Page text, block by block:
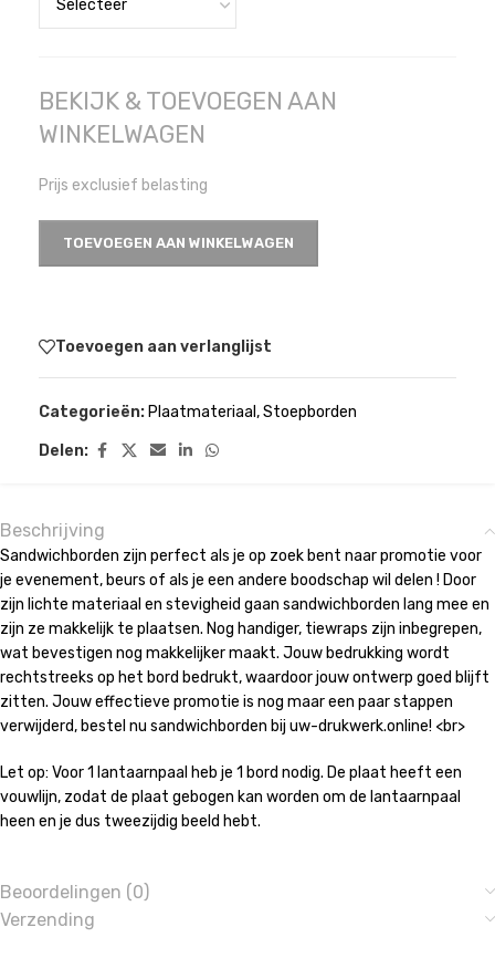
BEKIJK & TOEVOEGEN AAN
WINKELWAGEN
Prijs exclusief belasting
TOEVOEGEN AAN WINKELWAGEN
Toevoegen aan verlanglijst
Categorieën: Plaatmateriaal ,Stoepborden
Delen:
Beschrijving
Sandwichborden zijn perfect als je op zoek bent naar promotie voor
je evenement, beurs of als je een andere boodschap wil delen ! Door
zijn lichte materiaal en stevigheid gaan sandwichborden lang mee en
zijn ze makkelijk te plaatsen. Nog handiger, tiewraps zijn inbegrepen,
wat bevestigen nog makkelijker maakt. Jouw bedrukking wordt
rechtstreeks op het bord bedrukt, waardoor jouw ontwerp goed blijft
zitten. Jouw effectieve promotie is nog maar een paar stappen
verwijderd, bestel nu sandwichborden bij uw-drukwerk.online! <br>
Let op: Voor 1 lantaarnpaal heb je 1 bord nodig. De plaat heeft een
vouwlijn, zodat de plaat gebogen kan worden om de lantaarnpaal
heen en je dus tweezijdig beeld hebt.
Beoordelingen (0)
Verzending